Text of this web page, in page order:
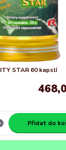
STAR 60 kapslí
Přidat do